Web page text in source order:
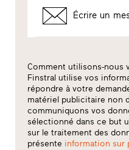
Écrire un
Comment utilisons-nous
Finstral utilise vos
répondre à votre
matériel publicitaire non
communiquons vos
sélectionné dans ce but
sur le traitement des
présente information sur